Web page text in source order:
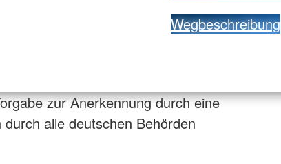
Wegbeschreibung
zur Anerkennung durch eine
alle deutschen Behörden